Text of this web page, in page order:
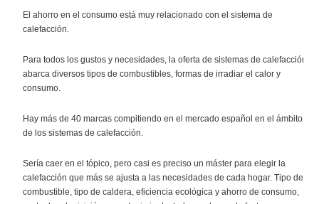
El ahorro en el consumo está muy relacionado con el sistema de
calefacción.
Para todos los gustos y necesidades, la oferta de sistemas de calefacción
abarca diversos tipos de combustibles, formas de irradiar el calor y
consumo.
Hay más de 40 marcas compitiendo en el mercado español en el ámbito
de los sistemas de calefacción.
Sería caer en el tópico, pero casi es preciso un máster para elegir la
calefacción que más se ajusta a las necesidades de cada hogar. Tipo de
combustible, tipo de caldera, eficiencia ecológica y ahorro de consumo,